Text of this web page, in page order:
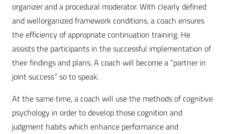
organizer and a procedural moderator. With clearly defined
and wellorganized framework conditions, a coach ensures
the efficiency of appropriate continuation training. He
assists the participants in the successful implementation of
their findings and plans. A coach will become a “partner in
joint success” so to speak.
At the same time, a coach will use the methods of cognitive
psychology in order to develop those cognition and
judgment habits which enhance performance and